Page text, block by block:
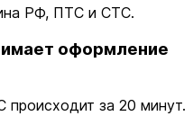
РФ, ПТС и СТС.
оформление
за 20 минут.